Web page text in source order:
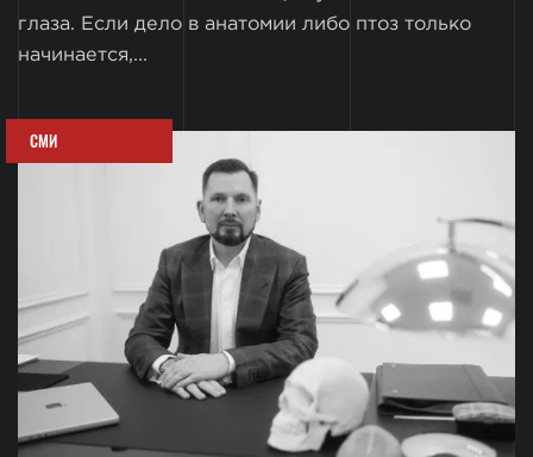
глаза. Если дело в анатомии либо птоз только
начинается,...
СМИ